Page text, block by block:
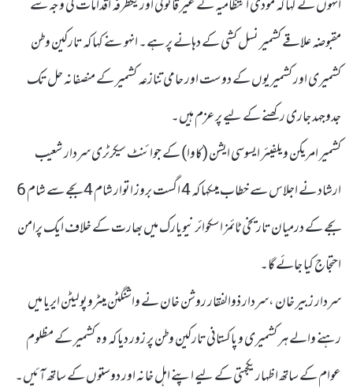
انہوں نے کہا کہ مودی انتظامیہ کے غیر قانونی اور یکطرفہ اقدامات کی وجہ سے
مقبوضہ علاقے کشمیر نسل کشی کے دہانے پر ہے۔ انہوںنے کہا کہ تارکین وطن
کشمیری اور کشمیریوں کے دوست اور حامی تنازعہ کشمیر کے منصفانہ حل تک
جدوجہد جاری رکھنے کے لیے پرعزم ہیں۔
کشمیر امریکن ویلفیئر ایسوسی ایشن (کاوا) کے جوائنٹ سیکرٹری سردار شعیب
ارشاد نے اجلاس سے خطاب میںکہا کہ 4 اگست بروز اتوار شام 4 بجے سے شام 6
بجے کے درمیان تاریخی ٹائمز اسکوائر نیویارک میں بھارت کے خلاف ایک پرامن
احتجاج کیا جائے گا۔
سردار زبیر خان ،سردار ذوالفقار روشن خان نے واشنگٹن میٹروپولیٹن ایریا میں
رہنے والے ہر کشمیری و پاکستانی تارکین وطن پر زور دیا کہ وہ کشمیر کے مظلوم
عوام کے ساتھ اظہار یکجہتی کے لیے اپنے اہل خانہ اور دوستوں کے ساتھ آئیں۔